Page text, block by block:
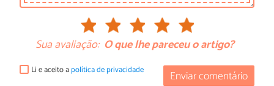
Sua avaliação: O que lhe pareceu o artigo?
Enviar comentário
Li e aceito apolítica de privacidade